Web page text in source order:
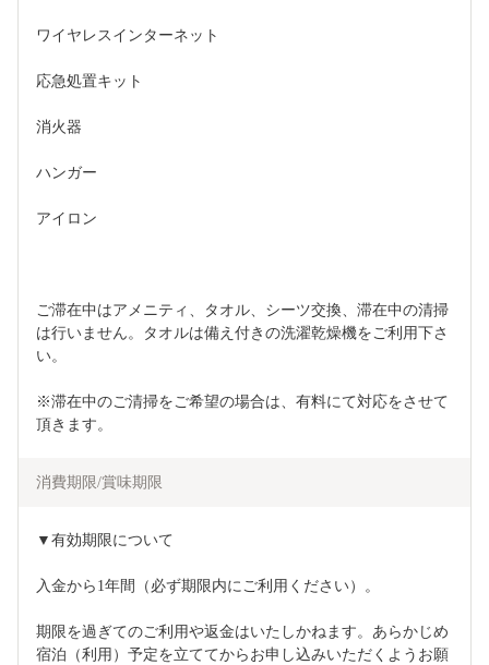
ワイヤレスインターネット
応急処置キット
消火器
ハンガー
アイロン
ご滞在中はアメニティ、タオル、シーツ交換、滞在中の清掃
は行いません。タオルは備え付きの洗濯乾燥機をご利用下さ
い。
※滞在中のご清掃をご希望の場合は、有料にて対応をさせて
頂きます。
消費期限/賞味期限
▼有効期限について
入金から1年間（必ず期限内にご利用ください）。
期限を過ぎてのご利用や返金はいたしかねます。あらかじめ
宿泊（利用）予定を立ててからお申し込みいただくようお願